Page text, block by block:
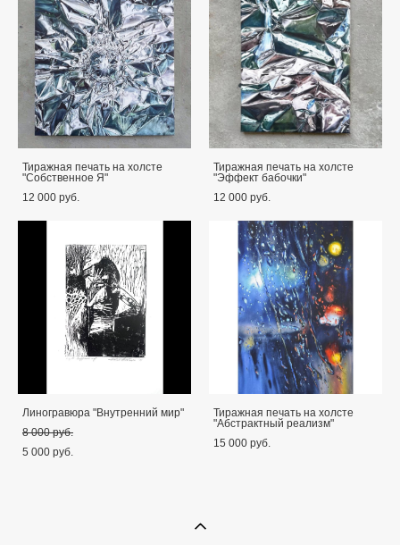
Тиражная печать на холсте
"Собственное Я"
12 000 pуб.
Тиражная печать на холсте
"Эффект бабочки"
12 000 pуб.
Линогравюра "Внутренний мир"
8 000 pуб.
5 000 pуб.
Тиражная печать на холсте
"Абстрактный реализм"
15 000 pуб.